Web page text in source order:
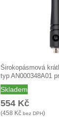
Širokopásmová
typ AN000348A01
Skladem
554 Kč
(458 Kč bez DPH)